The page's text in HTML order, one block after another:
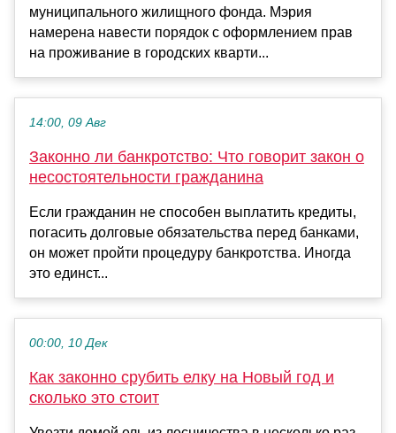
муниципального жилищного фонда. Мэрия
намерена навести порядок с оформлением прав
на проживание в городских кварти...
14:00, 09 Авг
Законно ли банкротство: Что говорит закон о
несостоятельности гражданина
Если гражданин не способен выплатить кредиты,
погасить долговые обязательства перед банками,
он может пройти процедуру банкротства. Иногда
это единст...
00:00, 10 Дек
Как законно срубить елку на Новый год и
сколько это стоит